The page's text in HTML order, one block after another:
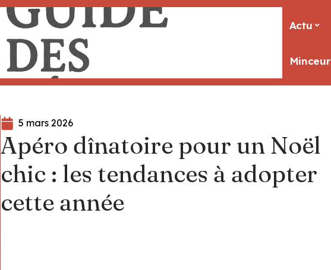
Actu
Minceur
5 mars 2026
Apéro dînatoire pour un Noël
chic : les tendances à adopter
cette année